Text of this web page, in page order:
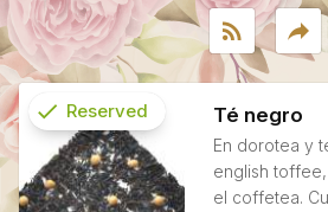
rss_feed reply
Té negro
En dorotea y
english
el coffetea.
check
info
Reserved